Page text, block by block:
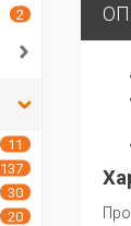
2
11
137
30
20